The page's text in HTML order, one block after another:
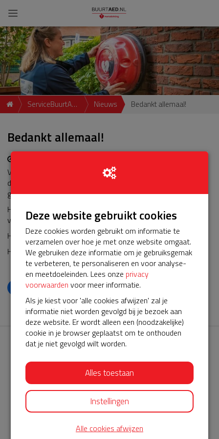
ServiceBuurtAED
Nieuws Bedankt allemaal!
Bedankt allemaal!
Via deze weg wil ik iedereen heel erg bedanken voor de
donaties. Mooi om te zien dat het met ELKAAR zo snel
geregeld is! Super.
Hopelijk zijn we de AED niet nodig, maar toch mooi dat hij er is
voor een geval van nood.
Hartelijke groet,
Henk Veldman
𝕏
AED360-ProCardio
ServiceBuurtAED wordt aangeboden door de Hartstichting en
AED360-ProCardio. Net als bij BuurtAED is AED360-ProCardio
Deze website gebruikt cookies
Deze cookies worden gebruikt om informatie te
verzamelen over hoe je met onze website omgaat.
We gebruiken deze informatie om je gebruiksgemak
te verbeteren, te personaliseren en voor analyse-
en meetdoeleinden. Lees onze privacy
voorwaarden voor meer informatie.
Als je kiest voor 'alle cookies afwijzen' zal je
informatie niet worden gevolgd bij je bezoek aan
deze website. Er wordt alleen een (noodzakelijke)
cookie in je browser geplaatst om te onthouden
dat je niet gevolgd wilt worden.
Alles toestaan
Instellingen
Alle cookies afwijzen